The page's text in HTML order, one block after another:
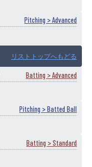
Pitching > Advanced
リストトップへもどる
Batting > Advanced
Pitching > Batted Ball
Batting > Standard